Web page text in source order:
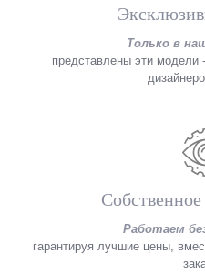
Только в
представлены эти
Работаем
гарантируя лучшие цены,